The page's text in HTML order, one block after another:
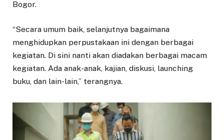
Bogor.
“Secara umum baik, selanjutnya bagaimana
menghidupkan perpustakaan ini dengan berbagai
kegiatan. Di sini nanti akan diadakan berbagai macam
kegiatan. Ada anak-anak, kajian, diskusi, launching
buku, dan lain-lain,” terangnya.